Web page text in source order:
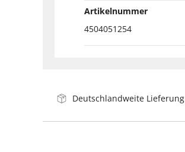
Artikelnummer
4504051254
Deutschlandweite Lieferung